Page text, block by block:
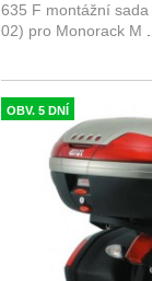
sada na Monorack
635 F montážní
02) pro Monorack M
OBV. 5 DNÍ